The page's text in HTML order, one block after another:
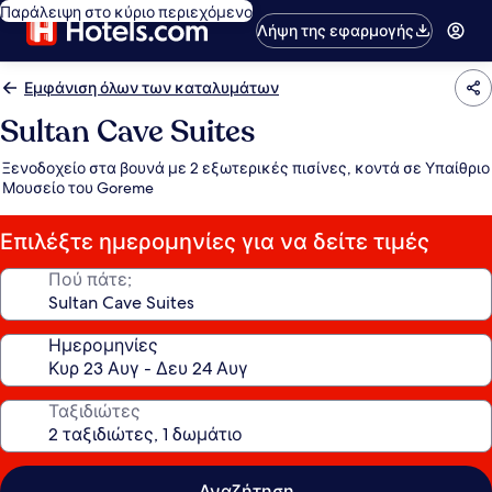
Παράλειψη στο κύριο περιεχόμενο
Λήψη της εφαρμογής
Εμφάνιση όλων των καταλυμάτων
Sultan Cave Suites
Ξενοδοχείο στα βουνά με 2 εξωτερικές πισίνες, κοντά σε Υπαίθριο
Μουσείο του Goreme
Επιλέξτε ημερομηνίες για να δείτε τιμές
Πού πάτε;
Ημερομηνίες
Ταξιδιώτες